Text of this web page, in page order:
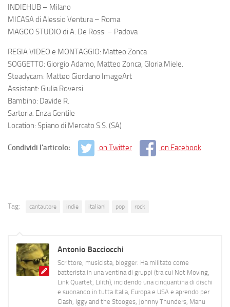
INDIEHUB – Milano
MICASA di Alessio Ventura – Roma
MAGOO STUDIO di A. De Rossi – Padova
REGIA VIDEO e MONTAGGIO: Matteo Zonca
SOGGETTO: Giorgio Adamo, Matteo Zonca, Gloria Miele.
Steadycam: Matteo Giordano ImageArt
Assistant: Giulia Roversi
Bambino: Davide R.
Sartoria: Enza Gentile
Location: Spiano di Mercato S.S. (SA)
Condividi l'articolo: on Twitter on Facebook
Tag: cantautore indie italiani pop rock
Antonio Bacciocchi
Scrittore, musicista, blogger. Ha militato come
batterista in una ventina di gruppi (tra cui Not Moving,
Link Quartet, Lilith), incidendo una cinquantina di dischi
e suonando in tutta Italia, Europa e USA e aprendo per
Clash, Iggy and the Stooges, Johnny Thunders, Manu